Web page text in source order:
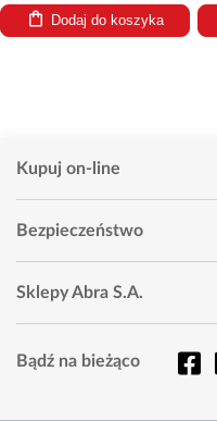
Dodaj do koszyka
Kupuj on-line
Bezpieczeństwo
Sklepy Abra S.A.
Bądź na bieżąco